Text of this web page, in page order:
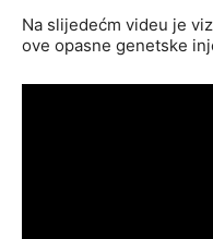
Na slijedećm videu je
ove opasne genetske